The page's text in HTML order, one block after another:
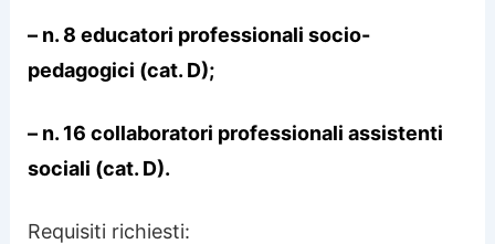
– n. 8 educatori professionali socio-
pedagogici (cat. D);
– n. 16 collaboratori professionali assistenti
sociali (cat. D).
Requisiti richiesti: